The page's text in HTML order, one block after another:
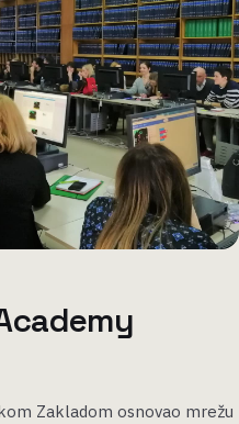
Zakladom osnovao mrežu